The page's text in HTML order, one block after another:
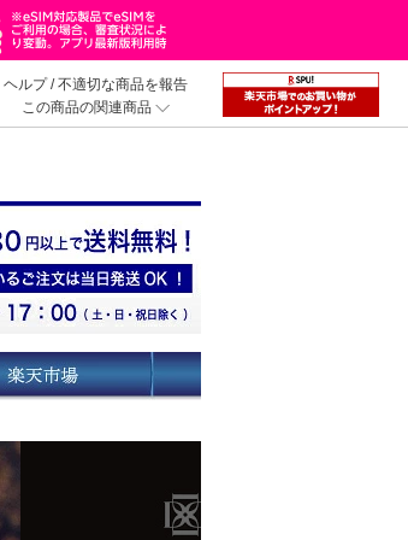
ヘルプ/不適切な商品を報告
この商品の関連商品